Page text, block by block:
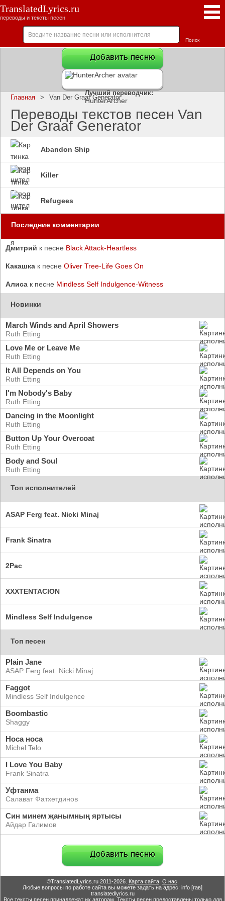
TranslatedLyrics.ru
переводы и тексты песен
Добавить песню
Лучший переводчик:
HunterArcher
Главная > Van Der Graaf Generator
Переводы текстов песен Van
Der Graaf Generator
Abandon Ship
Killer
Refugees
Последние комментарии
Дмитрий к песне Black Attack-Heartless
Какашка к песне Oliver Tree-Life Goes On
Алиса к песне Mindless Self Indulgence-Witness
Новинки
March Winds and April Showers
Ruth Etting
Love Me or Leave Me
Ruth Etting
It All Depends on You
Ruth Etting
I'm Nobody's Baby
Ruth Etting
Dancing in the Moonlight
Ruth Etting
Button Up Your Overcoat
Ruth Etting
Body and Soul
Ruth Etting
Топ исполнителей
ASAP Ferg feat. Nicki Minaj
Frank Sinatra
2Pac
XXXTENTACION
Mindless Self Indulgence
Топ песен
Plain Jane
ASAP Ferg feat. Nicki Minaj
Faggot
Mindless Self Indulgence
Boombastic
Shaggy
Носа носа
Michel Telo
I Love You Baby
Frank Sinatra
Уфтанма
Салават Фатхетдинов
Син минем җанымның яртысы
Айдар Галимов
Добавить песню
©TranslatedLyrics.ru 2011-2026. Карта сайта. О нас
Любые вопросы по работе сайта вы можете задать на адрес: info [гав]
translatedlyrics.ru
Все тексты песен принадлежат их авторам. Тексты песен предоставлены только для